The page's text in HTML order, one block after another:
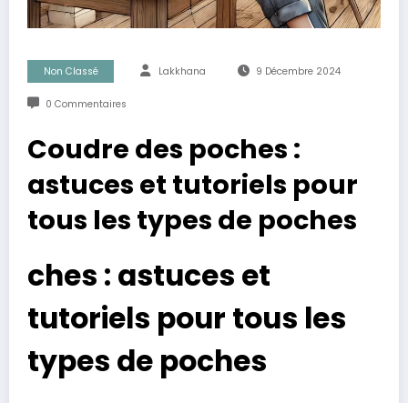
Non Classé Lakkhana 9 Décembre 2024
0 Commentaires
Coudre des poches :
astuces et tutoriels pour
tous les types de poches
ches : astuces et
tutoriels pour tous les
types de poches